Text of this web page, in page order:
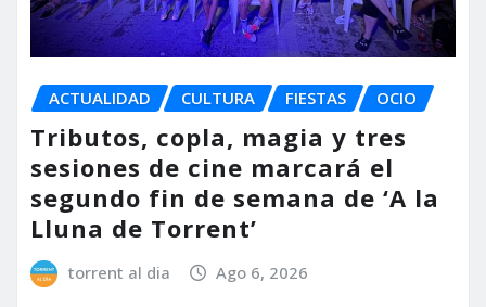
ACTUALIDAD CULTURA FIESTAS OCIO
Tributos, copla, magia y tres
sesiones de cine marcará el
segundo fin de semana de ‘A la
Lluna de Torrent’
torrent al dia Ago 6, 2026